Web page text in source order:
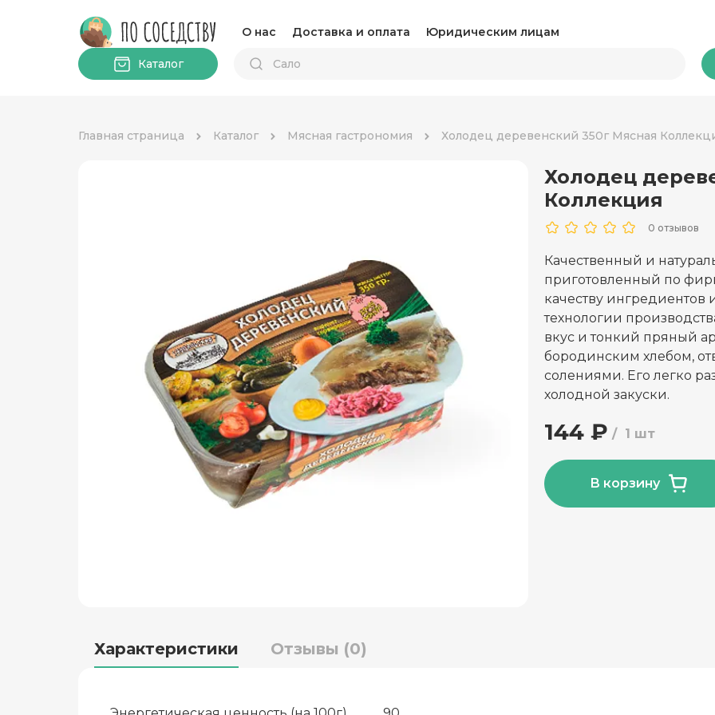
О нас Доставка и оплата Юридическим лицам
Каталог
Главная страница Каталог Мясная гастрономия Холодец деревенский 350г Мясная
Холодец
Коллекция
0 отзывов
Качественный и
приготовленный по
качеству
технологии
вкус и тонкий пряный
бородинским хлебом,
солениями. Его легко
холодной закуски.
1 шт
144 ₽
В корзину
Характеристики Отзывы (0)
Бакалея
Какао и горячий шоколад
Овощные консервы
Соль, сахар и специи
Сухари и снеки